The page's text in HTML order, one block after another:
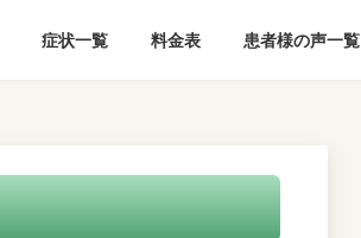
症状一覧 料金表 患者様の声一覧